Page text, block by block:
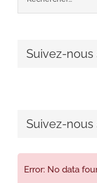
Suivez-
Suivez-nous
Error: No data